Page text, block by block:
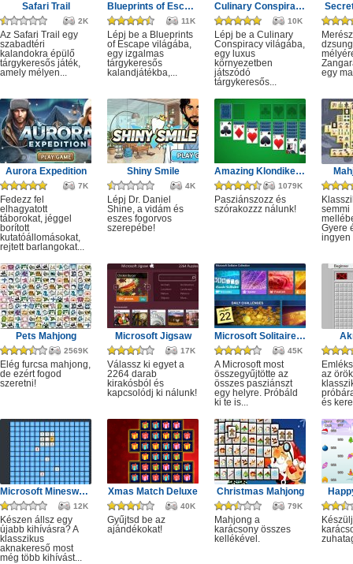
Safari Trail
2K
Az Safari Trail egy
szabadtéri
kalandokra épülő
tárgykeresős játék,
amely mélyen...
Blueprints of Escape
11K
Lépj be a Blueprints
of Escape világába,
egy izgalmas
tárgykeresős
kalandjátékba,...
Culinary Conspiracy
10K
Lépj be a Culinary
Conspiracy világába,
egy luxus
környezetben
játszódó
tárgykeresős...
egy
Aurora Expedition
7K
Fedezz fel
elhagyatott
táborokat, jéggel
borított
kutatóállomásokat,
rejtett barlangokat...
Shiny Smile
4K
Lépj Dr. Daniel
Shine, a vidám és
eszes fogorvos
szerepébe!
Amazing Klondike Solitaire
1079K
Pasziánszozz és
szórakozzz nálunk!
semmi
Gyere
ingyen
Pets Mahjong
2569K
Elég furcsa mahjong,
de ezért fogod
szeretni!
Microsoft Jigsaw
17K
Válassz ki egyet a
2264 darab
kirakósból és
kapcsolódj ki nálunk!
Microsoft Solitaire Collection
45K
A Microsoft most
összegyűjtötte az
összes pasziánszt
egy helyre. Próbáld
ki te is...
az örök
és
Microsoft Minesweeper
12K
Készen állsz egy
újabb kihívásra? A
klasszikus
aknakereső most
még több kihívást...
Xmas Match Deluxe
40K
Gyűjtsd be az
ajándékokat!
Christmas Mahjong
79K
Mahjong a
karácsony összes
kellékével.